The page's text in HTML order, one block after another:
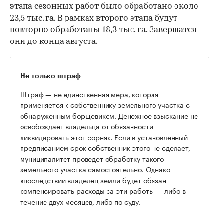
этапа сезонных работ было обработано около
23,5 тыс. га. В рамках второго этапа будут
повторно обработаны 18,3 тыс. га. Завершатся
они до конца августа.
Не только штраф
Штраф — не единственная мера, которая
применяется к собственнику земельного участка с
обнаруженным борщевиком. Денежное взыскание не
освобождает владельца от обязанности
ликвидировать этот сорняк. Если в установленный
предписанием срок собственник этого не сделает,
муниципалитет проведет обработку такого
земельного участка самостоятельно. Однако
впоследствии владелец земли будет обязан
компенсировать расходы за эти работы — либо в
течение двух месяцев, либо по суду.